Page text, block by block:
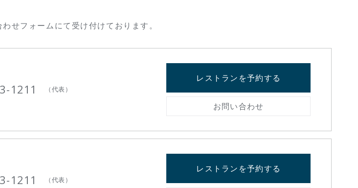
せフォームにて受け付けております。
1211 （代表）
レストランを予約する
お問い合わせ
1211 （代表）
レストランを予約する